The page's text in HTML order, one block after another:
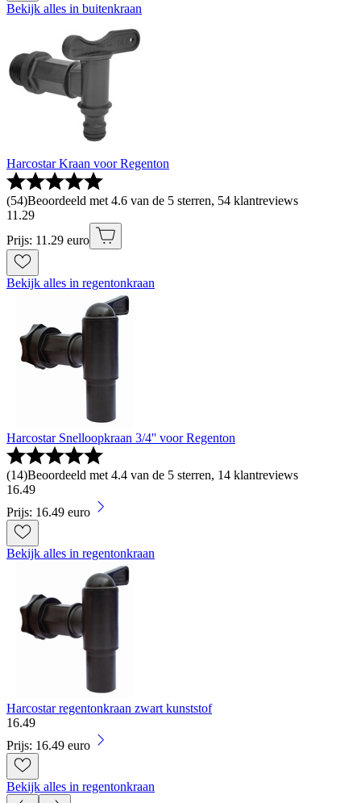
Bekijk alles in buitenkraan
Harcostar Kraan voor Regenton
(54)Beoordeeld met 4.6 van de 5 sterren, 54 klantreviews
11 .29
Prijs: 11.29 euro
Bekijk alles in regentonkraan
Harcostar Snelloopkraan 3/4'' voor Regenton
(14)Beoordeeld met 4.4 van de 5 sterren, 14 klantreviews
16.49
Prijs: 16.49 euro
Bekijk alles in regentonkraan
Harcostar regentonkraan zwart kunststof
16.49
Prijs: 16.49 euro
Bekijk alles in regentonkraan